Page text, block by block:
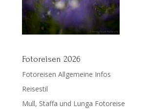
Fotoreisen 2026
Fotoreisen Allgemeine Infos
Reisestil
Mull, Staffa und Lunga Fotoreise